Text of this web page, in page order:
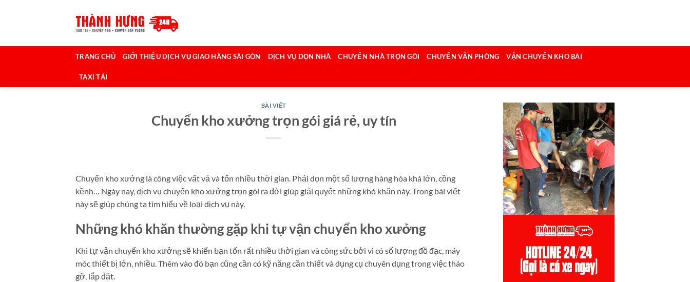
dung
TRANG CHỦ GIỚI THIỆU DỊCH VỤ GIAO HÀNG SÀI GÒN DỊCH VỤ DỌN NHÀ CHUYỂN NHÀ TRỌN GÓI CHUYỂN VĂN PHÒNG VẬN CHUYỂN KHO BÃI
TAXI TẢI
BÀI VIẾT
Chuyển kho xưởng trọn gói giá rẻ, uy tín
Chuyển kho xưởng là công việc vất vả và tốn nhiều thời gian. Phải dọn một số lượng hàng hóa khá lớn, cồng
kềnh… Ngày nay, dịch vụ chuyển kho xưởng trọn gói ra đời giúp giải quyết những khó khăn này. Trong bài viết
này sẽ giúp chúng ta tìm hiểu về loại dịch vụ này.
Những khó khăn thường gặp khi tự vận chuyển kho xưởng
Khi tự vận chuyển kho xưởng sẽ khiến bạn tốn rất nhiều thời gian và công sức bởi vì có số lượng đồ đạc, máy
móc thiết bị lớn, nhiều. Thêm vào đó bạn cũng cần có kỹ năng cần thiết và dụng cụ chuyên dụng trong việc tháo
gỡ, lắp đặt.